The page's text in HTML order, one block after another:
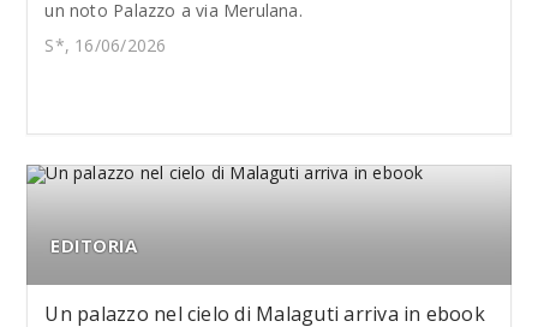
un noto Palazzo a via Merulana.
S*, 16/06/2026
EDITORIA
Un palazzo nel cielo di Malaguti arriva in ebook